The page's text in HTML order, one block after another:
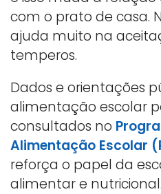
com o prato de casa.
ajuda muito na
temperos.
Dados e orientações
alimentação escolar
consultados no
Alimentação Escolar
reforça o papel da
alimentar e nutricional.